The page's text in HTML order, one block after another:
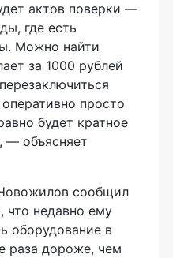
актов поверки —
где есть
Можно найти
за 1000 рублей
просто
будет кратное
— объясняет
сообщил
что недавно ему
оборудование в
раза дороже, чем